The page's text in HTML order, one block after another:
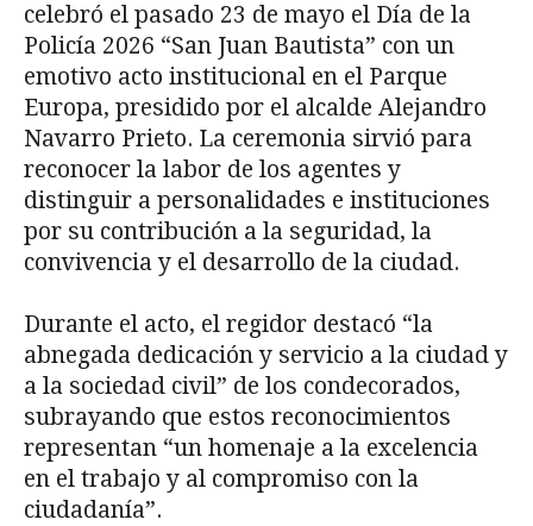
celebró el pasado 23 de mayo el Día de la
Policía 2026 “San Juan Bautista” con un
emotivo acto institucional en el Parque
Europa, presidido por el alcalde Alejandro
Navarro Prieto. La ceremonia sirvió para
reconocer la labor de los agentes y
distinguir a personalidades e instituciones
por su contribución a la seguridad, la
convivencia y el desarrollo de la ciudad.
Durante el acto, el regidor destacó “la
abnegada dedicación y servicio a la ciudad y
a la sociedad civil” de los condecorados,
subrayando que estos reconocimientos
representan “un homenaje a la excelencia
en el trabajo y al compromiso con la
ciudadanía”.